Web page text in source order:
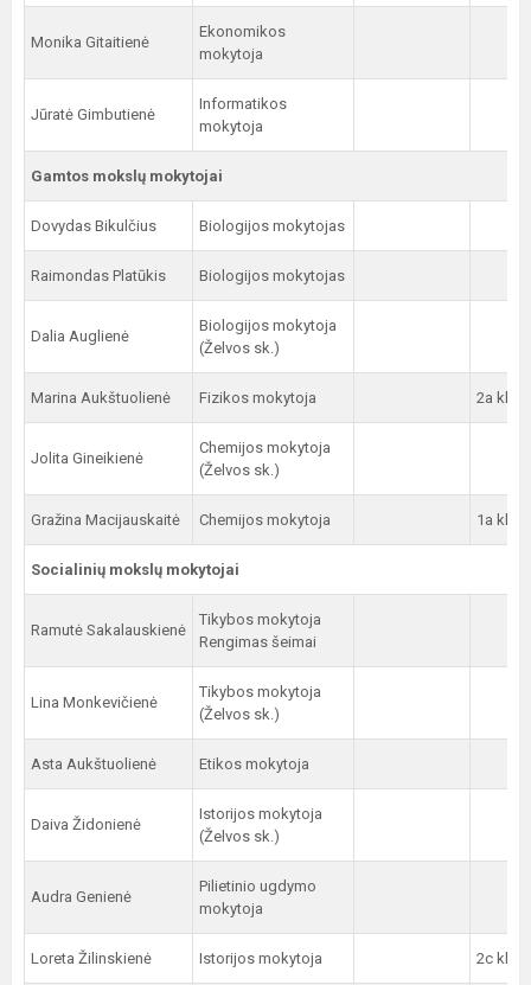
Monika Gitaitienė
Ekonomikos
mokytoja
Jūratė Gimbutienė
Informatikos
mokytoja
Gamtos mokslų mokytojai
Dovydas Bikulčius Biologijos mokytojas
Raimondas Platūkis Biologijos mokytojas
Dalia Auglienė
Biologijos mokytoja
(Želvos sk.)
Marina Aukštuolienė Fizikos mokytoja 2a kl.
Jolita Gineikienė
Chemijos mokytoja
(Želvos sk.)
Gražina Macijauskaitė Chemijos mokytoja 1a kl.
Socialinių mokslų mokytojai
Ramutė Sakalauskienė
Tikybos mokytoja
Rengimas šeimai
Lina Monkevičienė
Tikybos mokytoja
(Želvos sk.)
Asta Aukštuolienė Etikos mokytoja
Daiva Židonienė
Istorijos mokytoja
(Želvos sk.)
Audra Genienė
Pilietinio ugdymo
mokytoja
Loreta Žilinskienė Istorijos mokytoja 2c kl.